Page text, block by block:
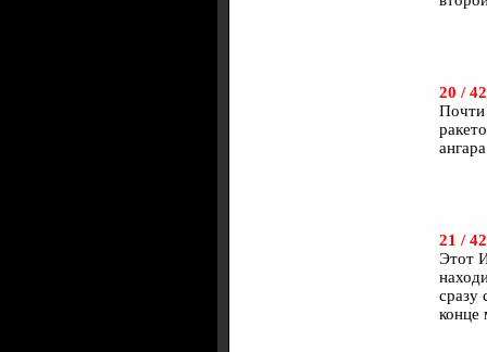
20 / 42
Почти
21 / 42
Этот
сразу
конце